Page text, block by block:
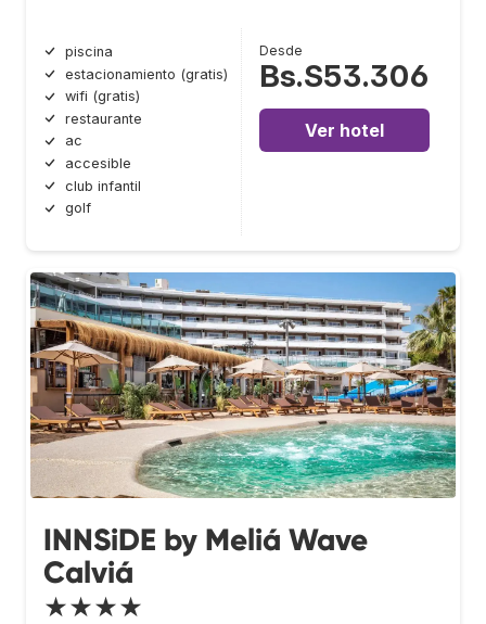
piscina
estacionamiento (gratis)
wifi (gratis)
restaurante
ac
accesible
club infantil
golf
Desde
Bs.S53.306
Ver hotel
INNSiDE by Meliá Wave
Calviá
★★★★